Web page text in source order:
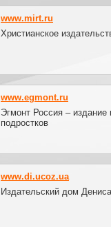
www.mirt.ru
Христианское
www.egmont.ru
Эгмонт Россия –
подростков
www.di.ucoz.ua
Издательский дом